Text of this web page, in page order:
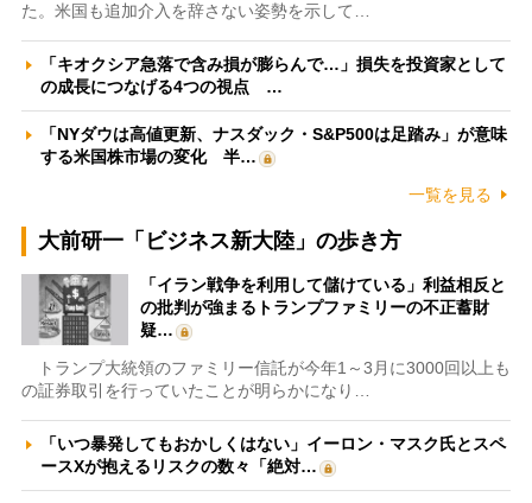
た。米国も追加介入を辞さない姿勢を示して…
「キオクシア急落で含み損が膨らんで…」損失を投資家として
の成長につなげる4つの視点 …
「NYダウは高値更新、ナスダック・S&P500は足踏み」が意味
する米国株市場の変化 半…
一覧を見る
大前研一「ビジネス新大陸」の歩き方
「イラン戦争を利用して儲けている」利益相反と
の批判が強まるトランプファミリーの不正蓄財
疑…
トランプ大統領のファミリー信託が今年1～3月に3000回以上も
の証券取引を行っていたことが明らかになり…
「いつ暴発してもおかしくはない」イーロン・マスク氏とスペ
ースXが抱えるリスクの数々「絶対…